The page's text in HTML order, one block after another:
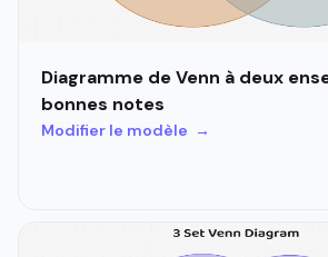
Diagramme de Venn à deux
bonnes notes
Modifier le modèle →